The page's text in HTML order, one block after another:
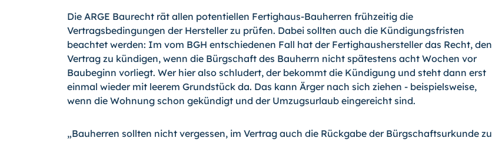
Die ARGE Baurecht rät allen potentiellen Fertighaus-Bauherren frühzeitig die
Vertragsbedingungen der Hersteller zu prüfen. Dabei sollten auch die Kündigungsfristen
beachtet werden: Im vom BGH entschiedenen Fall hat der Fertighaushersteller das Recht, den
Vertrag zu kündigen, wenn die Bürgschaft des Bauherrn nicht spätestens acht Wochen vor
Baubeginn vorliegt. Wer hier also schludert, der bekommt die Kündigung und steht dann erst
einmal wieder mit leerem Grundstück da. Das kann Ärger nach sich ziehen - beispielsweise,
wenn die Wohnung schon gekündigt und der Umzugsurlaub eingereicht sind.
„Bauherren sollten nicht vergessen, im Vertrag auch die Rückgabe der Bürgschaftsurkunde zu